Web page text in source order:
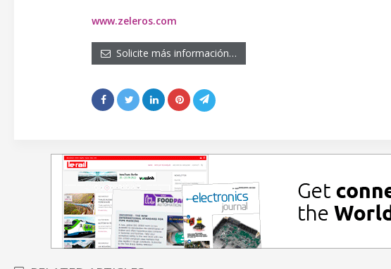
www.zeleros.com
Solicite más información…